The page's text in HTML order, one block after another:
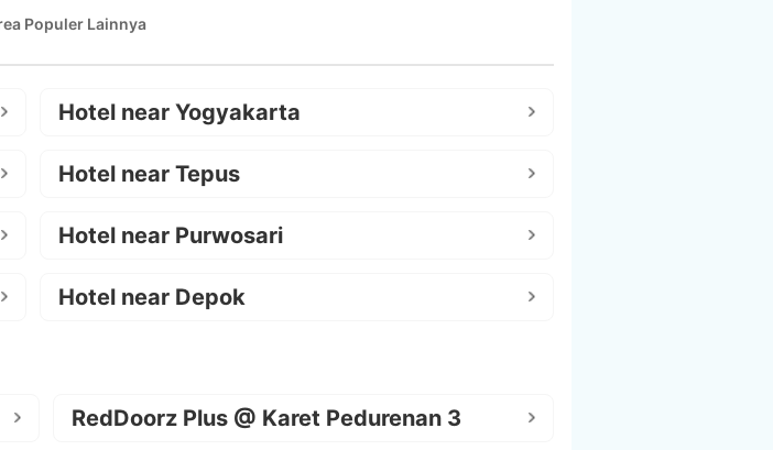
Populer Lainnya
Hotel near Yogyakarta
Hotel near Tepus
Hotel near Purwosari
Hotel near Depok
RedDoorz Plus @ Karet Pedurenan 3